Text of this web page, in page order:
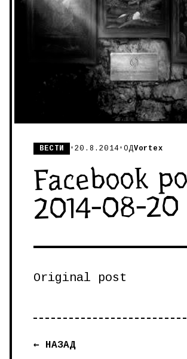
ВЕСТИ •20.8.2014 •ОДVortex
Facebook
2014-08-20
Original post
← НАЗАД